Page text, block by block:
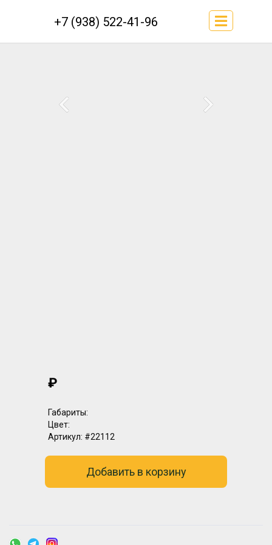
+7 (938) 522-41-96
₽
Габариты:
Цвет:
Артикул: #22112
Добавить в корзину